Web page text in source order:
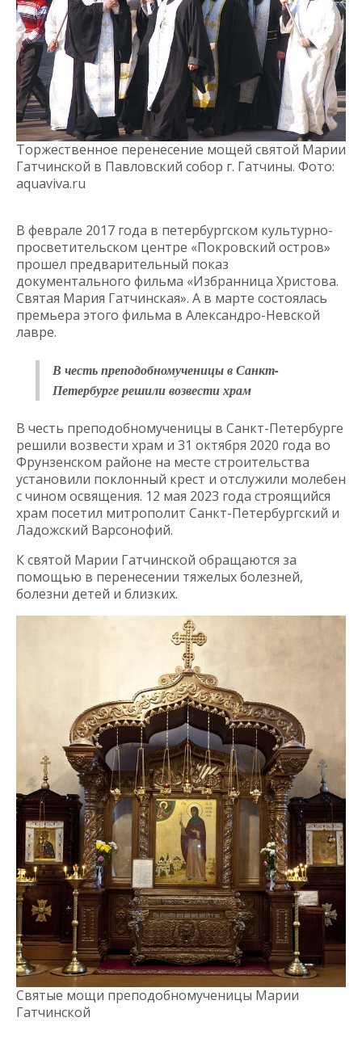
Торжественное перенесение мощей святой Марии
Гатчинской в Павловский собор г. Гатчины. Фото:
aquaviva.ru
В феврале 2017 года в петербургском культурно-
просветительском центре «Покровский остров»
прошел предварительный показ
документального фильма «Избранница Христова.
Святая Мария Гатчинская». А в марте состоялась
премьера этого фильма в Александро-Невской
лавре.
В честь преподобномученицы в Санкт-
Петербурге решили возвести храм
В честь преподобномученицы в Санкт-Петербурге
решили возвести храм и 31 октября 2020 года во
Фрунзенском районе на месте строительства
установили поклонный крест и отслужили молебен
с чином освящения. 12 мая 2023 года строящийся
храм посетил митрополит Санкт-Петербургский и
Ладожский Варсонофий.
К святой Марии Гатчинской обращаются за
помощью в перенесении тяжелых болезней,
болезни детей и близких.
Святые мощи преподобномученицы Марии
Гатчинской